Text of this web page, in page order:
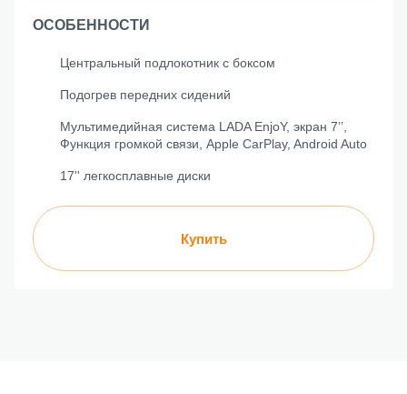
ОСОБЕННОСТИ
Центральный подлокотник с боксом
Подогрев передних сидений
Мультимедийная система LADA EnjoY, экран 7’’,
Функция громкой связи, Apple CarPlay, Android Auto
17'' легкосплавные диски
Купить